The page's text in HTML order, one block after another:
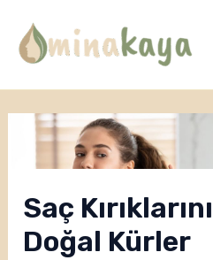
atla
Saç
Doğal Kürler